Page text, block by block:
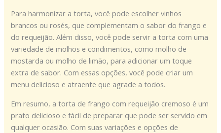
Para harmonizar a torta, você pode escolher vinhos
brancos ou rosés, que complementam o sabor do frango e
do requeijão. Além disso, você pode servir a torta com uma
variedade de molhos e condimentos, como molho de
mostarda ou molho de limão, para adicionar um toque
extra de sabor. Com essas opções, você pode criar um
menu delicioso e atraente que agrade a todos.
Em resumo, a torta de frango com requeijão cremoso é um
prato delicioso e fácil de preparar que pode ser servido em
qualquer ocasião. Com suas variações e opções de